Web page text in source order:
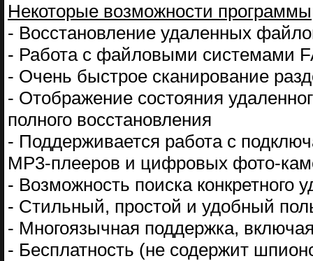
Некоторые возможности программы
- Восстановление удаленных
- Работа с файловыми системами
- Очень быстрое сканирование
- Отображение состояния
полного восстановления
- Поддерживается работа с
MP3-плееров и цифровых фото-
- Возможность поиска конкретного
- Стильный, простой и удобный
- Многоязычная поддержка,
- Бесплатность (не содержит